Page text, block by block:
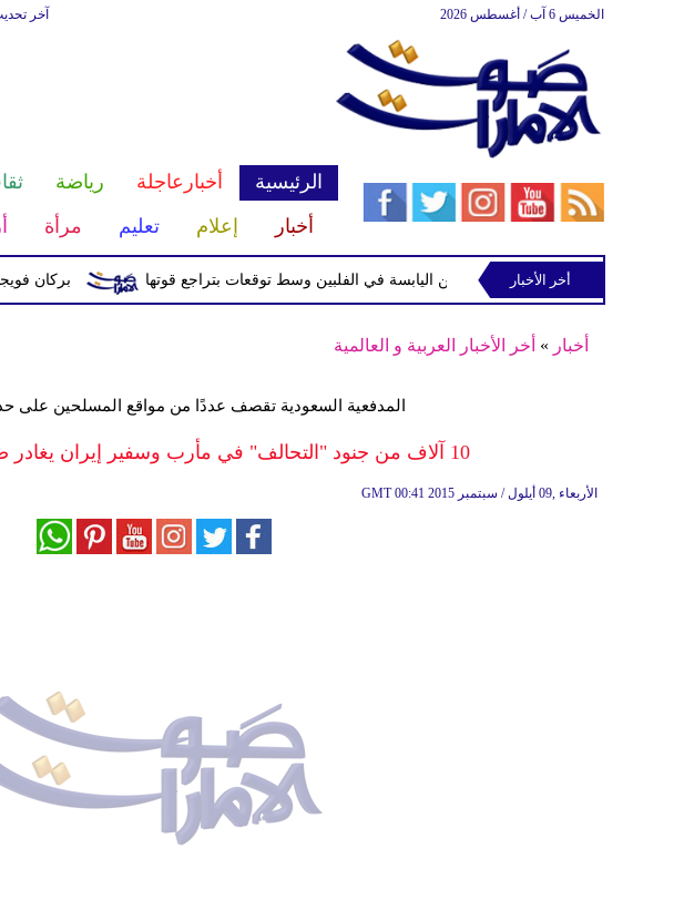
آخر تحديث 18:44:55 الخميس 6 آب / أغسطس 2026
الرئيسية أخبارعاجلة رياضة
أخبار
إعلام تعليم مرأة
بركان فويجو في جواتيمالا الاستوائية "مايماي" تقترب من اليابسة في الفلبين وسط توقعات بتراجع قوتها
أخر الأخبار
أخبار » أخر الأخبار العربية و العالمية
المدفعية السعودية تقصف عددًا من مواقع المسلحين على
10 آلاف من جنود "التحالف" في مأرب وسفير إيران يغادر صنعاء بمساعدة عٌمان
GMT 00:41 2015 الأربعاء ,09 أيلول / سبتمبر